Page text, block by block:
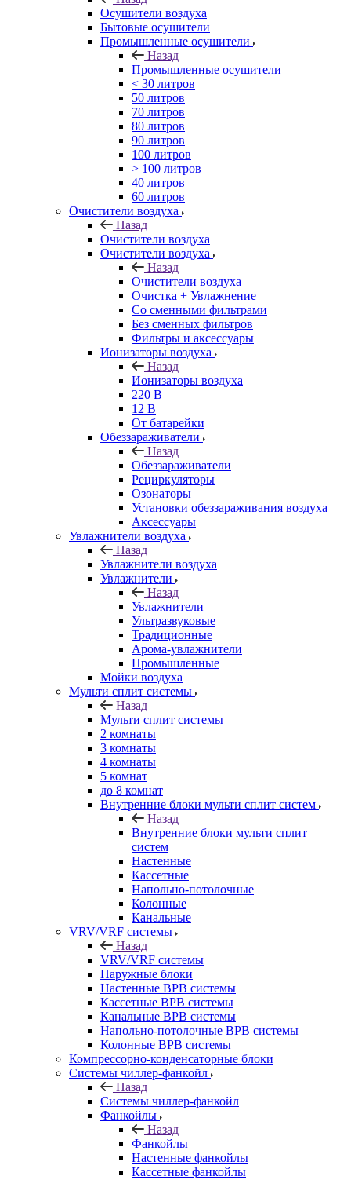
Осушители воздуха
Бытовые осушители
Промышленные осушители
Назад
Промышленные осушители
< 30 литров
50 литров
70 литров
80 литров
90 литров
100 литров
> 100 литров
40 литров
60 литров
Очистители воздуха
Назад
Очистители воздуха
Очистители воздуха
Назад
Очистители воздуха
Очистка + Увлажнение
Cо сменными фильтрами
Без сменных фильтров
Фильтры и аксессуары
Ионизаторы воздуха
Назад
Ионизаторы воздуха
220 В
12 В
От батарейки
Обеззараживатели
Назад
Обеззараживатели
Рециркуляторы
Озонаторы
Установки обеззараживания воздуха
Аксессуары
Увлажнители воздуха
Назад
Увлажнители воздуха
Увлажнители
Назад
Увлажнители
Ультразвуковые
Традиционные
Арома-увлажнители
Промышленные
Мойки воздуха
Мульти сплит системы
Назад
Мульти сплит системы
2 комнаты
3 комнаты
4 комнаты
5 комнат
до 8 комнат
Внутренние блоки мульти сплит систем
Назад
Внутренние блоки мульти сплит
систем
Настенные
Кассетные
Напольно-потолочные
Колонные
Канальные
VRV/VRF системы
Назад
VRV/VRF системы
Наружные блоки
Настенные ВРВ системы
Кассетные ВРВ системы
Канальные ВРВ системы
Напольно-потолочные ВРВ системы
Колонные ВРВ системы
Компрессорно-конденсаторные блоки
Системы чиллер-фанкойл
Назад
Системы чиллер-фанкойл
Фанкойлы
Назад
Фанкойлы
Настенные фанкойлы
Кассетные фанкойлы